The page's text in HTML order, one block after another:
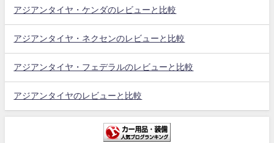
アジアンタイヤ・ケンダのレビューと比較
アジアンタイヤ・ネクセンのレビューと比較
アジアンタイヤ・フェデラルのレビューと比較
アジアンタイヤのレビューと比較